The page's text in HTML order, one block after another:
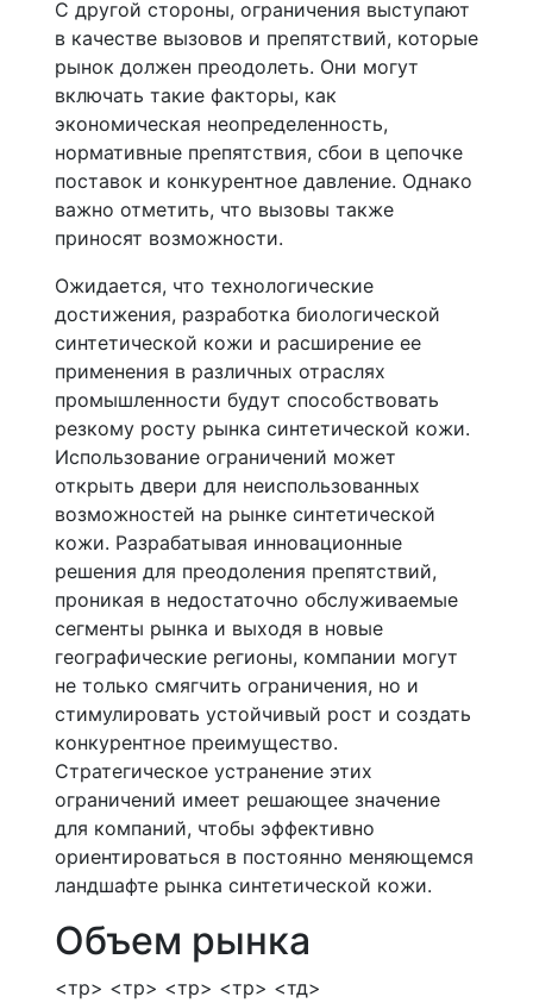
С другой стороны, ограничения выступают
в качестве вызовов и препятствий, которые
рынок должен преодолеть. Они могут
включать такие факторы, как
экономическая неопределенность,
нормативные препятствия, сбои в цепочке
поставок и конкурентное давление. Однако
важно отметить, что вызовы также
приносят возможности.
Ожидается, что технологические
достижения, разработка биологической
синтетической кожи и расширение ее
применения в различных отраслях
промышленности будут способствовать
резкому росту рынка синтетической кожи.
Использование ограничений может
открыть двери для неиспользованных
возможностей на рынке синтетической
кожи. Разрабатывая инновационные
решения для преодоления препятствий,
проникая в недостаточно обслуживаемые
сегменты рынка и выходя в новые
географические регионы, компании могут
не только смягчить ограничения, но и
стимулировать устойчивый рост и создать
конкурентное преимущество.
Стратегическое устранение этих
ограничений имеет решающее значение
для компаний, чтобы эффективно
ориентироваться в постоянно меняющемся
ландшафте рынка синтетической кожи.
Объем рынка
<тр> <тр> <тр> <тр> <тд>